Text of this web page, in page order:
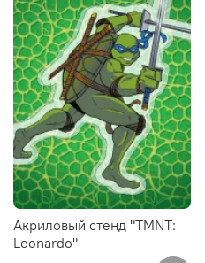
Акриловый стенд "TMNT:
Leonardo"